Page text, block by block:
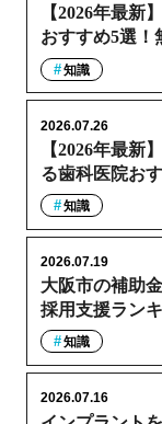
【2026年最新
おすすめ5選！
知識
【2026年最新
る歯科医院お
2026.07.26
知識
大阪市の補助
採用支援ラン
2026.07.19
知識
2026.07.16